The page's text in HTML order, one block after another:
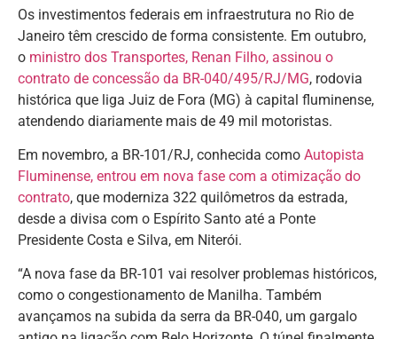
Os investimentos federais em infraestrutura no Rio de
Janeiro têm crescido de forma consistente. Em outubro,
o ministro dos Transportes, Renan Filho, assinou o
contrato de concessão da BR-040/495/RJ/MG, rodovia
histórica que liga Juiz de Fora (MG) à capital fluminense,
atendendo diariamente mais de 49 mil motoristas.
Em novembro, a BR-101/RJ, conhecida como Autopista
Fluminense, entrou em nova fase com a otimização do
contrato, que moderniza 322 quilômetros da estrada,
desde a divisa com o Espírito Santo até a Ponte
Presidente Costa e Silva, em Niterói.
“A nova fase da BR-101 vai resolver problemas históricos,
como o congestionamento de Manilha. Também
avançamos na subida da serra da BR-040, um gargalo